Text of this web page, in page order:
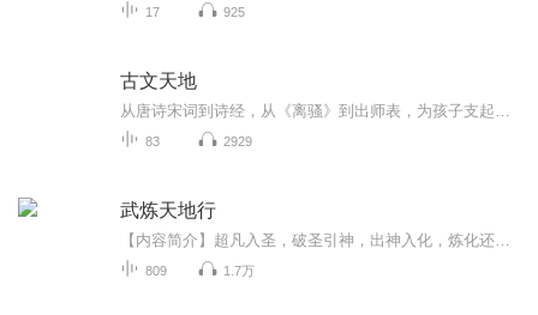
17 925
古文天地
83 2929
武炼天地行
809 1.7万